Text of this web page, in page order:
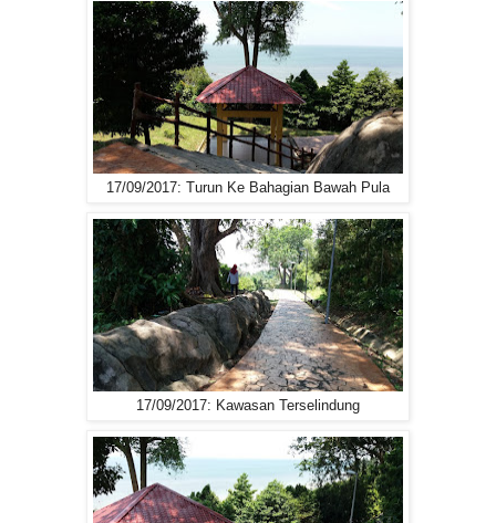
17/09/2017: Turun Ke Bahagian Bawah Pula
17/09/2017: Kawasan Terselindung